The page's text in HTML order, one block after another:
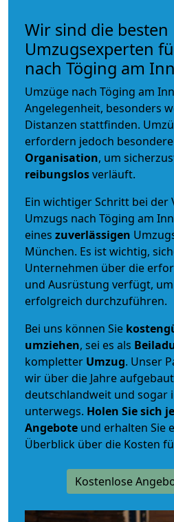
Wir sind die besten
Umzugsexperten
nach Töging am Inn
Umzüge nach Töging am
Angelegenheit, besonders
Distanzen stattfinden.
erfordern jedoch besondere
Organisation, um
reibungslosverläuft.
Ein wichtiger Schritt bei der
Umzugs nach Töging am
eines zuverlässigen
München. Es ist wichtig,
Unternehmen über die
und Ausrüstung verfügt,
erfolgreich durchzuführen.
Bei uns können Sie
umziehen, sei es als
kompletter Umzug. Unser
wir über die Jahre
deutschlandweit und sogar
unterwegs. Holen Sie sich
Angebote und erhalten Sie
Überblick über die Kosten
Kostenlose